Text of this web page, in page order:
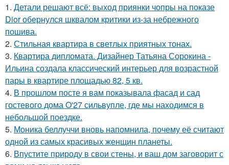
1. Детали решают всё: выход приянки чопры на показе
Dior обернулся шквалом критики из-за небрежного
пошива.
2. Стильная квартира в светлых приятных тонах.
3. Квартира дипломата. Дизайнер Татьяна Сорокина -
Ильина создала классический интерьер для возрастной
пары в квартире площадью 82, 5 кв.
4. В прошлом посте я вам показывала фасад и сад
гостевого дома O'27 сильвупле, где мы находимся в
небольшой поездке.
5. Моника беллуччи вновь напомнила, почему её считают
одной из самых красивых женщин планеты.
6. Впустите природу в свои стены, и ваш дом заговорит с